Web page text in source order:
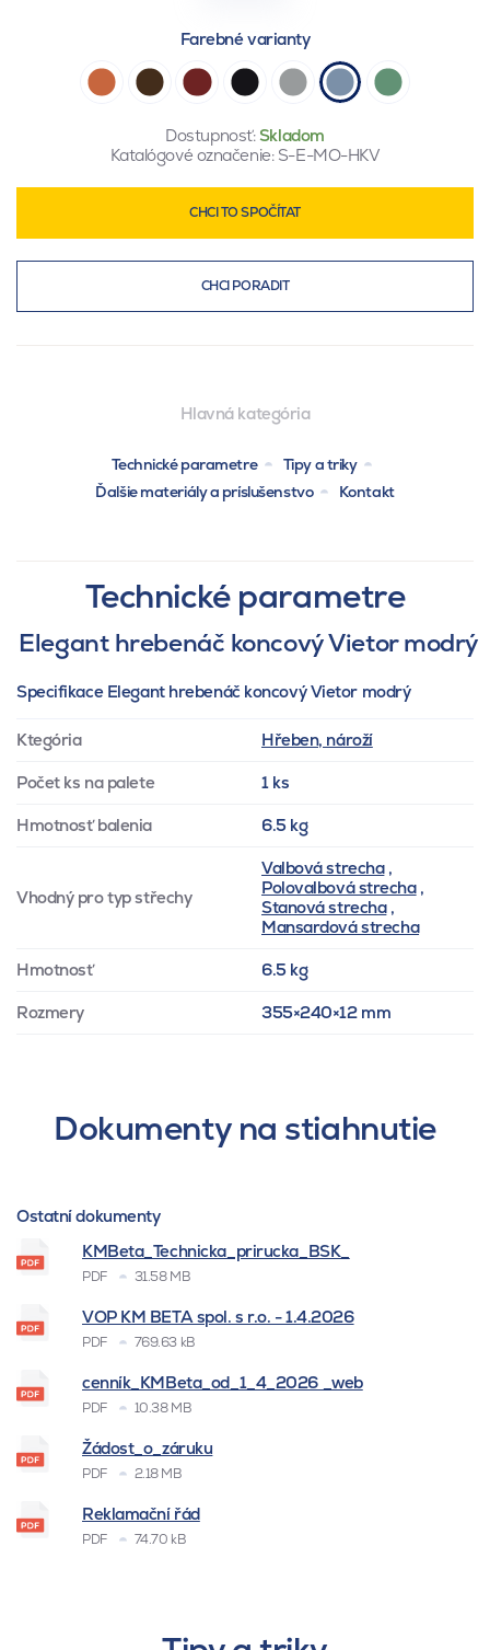
Farebné varianty
Dostupnosť:Skladom
Katalógové označenie: S-E-MO-HKV
CHCI TO SPOČÍTAT
CHCI PORADIT
Hlavná kategória
Technické parametre
Tipy a triky
Ďalšie materiály a príslušenstvo
Kontakt
Technické parametre
Elegant hrebenáč koncový Vietor modrý
Specifikace Elegant hrebenáč koncový Vietor modrý
Ktegória Hřeben, nároží
Počet ks na palete 1 ks
Hmotnosť balenia 6.5 kg
Vhodný pro typ střechy
Valbová strecha,
Polovalbová strecha,
Stanová strecha,
Mansardová strecha
Hmotnosť 6.5 kg
Rozmery 355×240×12 mm
Dokumenty na stiahnutie
Ostatní dokumenty
KMBeta_Technicka_prirucka_BSK_
PDF 31.58 MB
VOP KM BETA spol. s r.o. - 1.4.2026
PDF 769.63 kB
cenník_KMBeta_od_1_4_2026 _web
PDF 10.38 MB
Žádost_o_záruku
PDF 2.18 MB
Reklamační řád
PDF 74.70 kB